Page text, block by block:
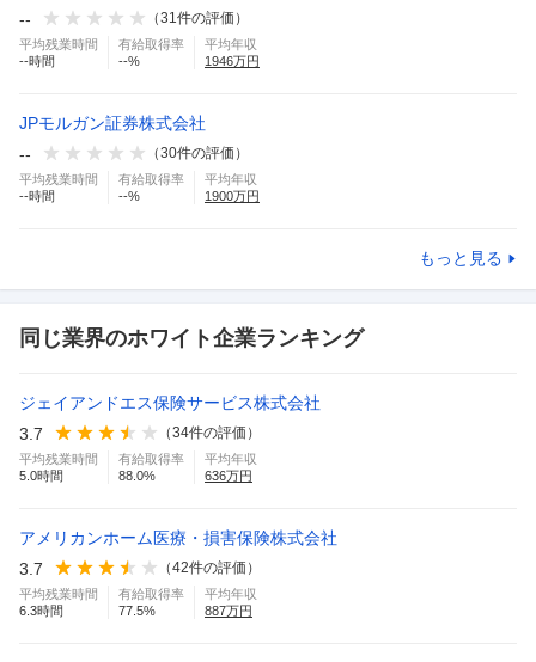
--
（31件の評価）
平均残業時間
--時間
有給取得率
--%
平均年収
1946万円
JPモルガン証券株式会社
--
（30件の評価）
平均残業時間
--時間
有給取得率
--%
平均年収
1900万円
もっと見る
同じ業界のホワイト企業ランキング
ジェイアンドエス保険サービス株式会社
3.7
（34件の評価）
平均残業時間
5.0時間
有給取得率
88.0%
平均年収
636万円
アメリカンホーム医療・損害保険株式会社
3.7
（42件の評価）
平均残業時間
6.3時間
有給取得率
77.5%
平均年収
887万円